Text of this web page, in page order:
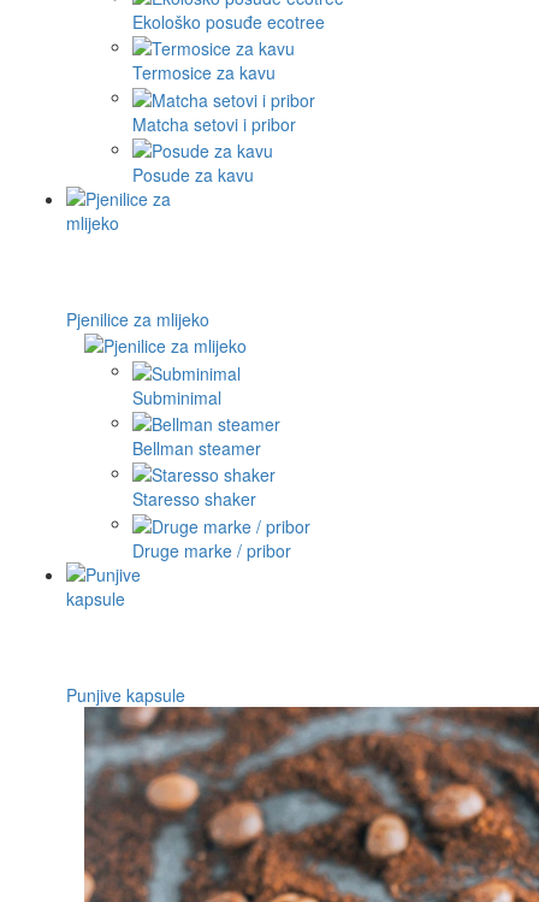
Ekološko posuđe ecotree
Termosice za kavu
Matcha setovi i pribor
Posude za kavu
Pjenilice za mlijeko
Subminimal
Bellman steamer
Staresso shaker
Druge marke / pribor
Punjive kapsule